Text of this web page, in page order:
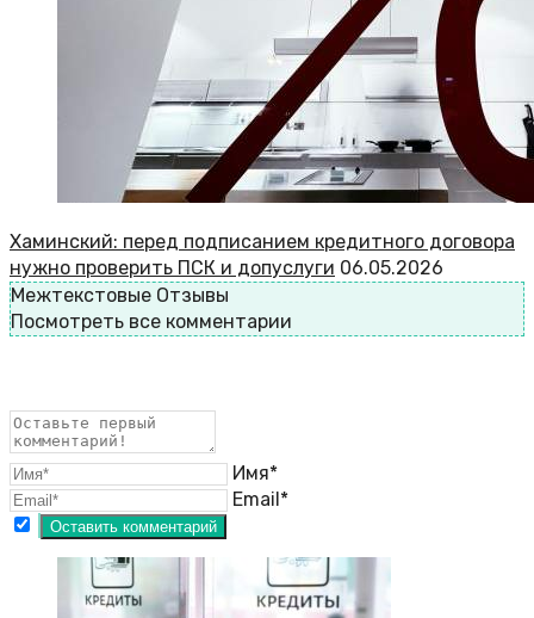
Хаминский: перед подписанием кредитного договора
нужно проверить ПСК и допуслуги 06.05.2026
Межтекстовые Отзывы
Посмотреть все комментарии
Имя*
Email*